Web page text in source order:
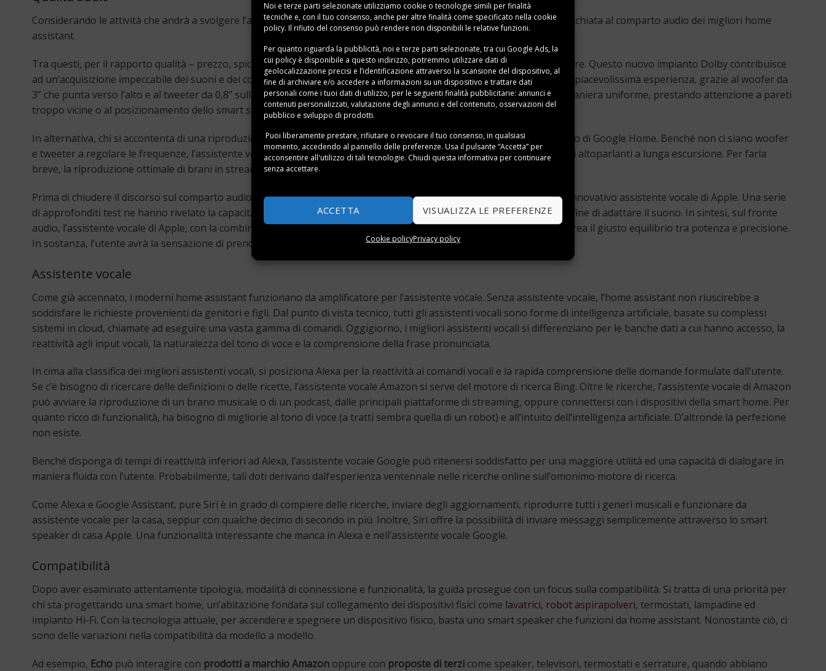
Noi e terze parti selezionate utilizziamo cookie o tecnologie simili per finalità
tecniche e, con il tuo consenso, anche per altre finalità come specificato nella cookie
policy. Il rifiuto del consenso può rendere non disponibili le relative funzioni.
Per quanto riguarda la pubblicità, noi e terze parti selezionate, tra cui Google Ads, la
cui policy è disponibile a questo indirizzo, potremmo utilizzare dati di
geolocalizzazione precisi e l’identificazione attraverso la scansione del dispositivo, al
fine di archiviare e/o accedere a informazioni su un dispositivo e trattare dati
personali come i tuoi dati di utilizzo, per le seguenti finalità pubblicitarie: annunci e
contenuti personalizzati, valutazione degli annunci e del contenuto, osservazioni del
pubblico e sviluppo di prodotti.
Puoi liberamente prestare, rifiutare o revocare il tuo consenso, in qualsiasi
momento, accedendo al pannello delle preferenze. Usa il pulsante “Accetta” per
acconsentire all'utilizzo di tali tecnologie. Chiudi questa informativa per continuare
senza accettare.
ACCETTA VISUALIZZA LE PREFERENZE
Cookie policyPrivacy policy
Considerando le attività che andrà a svolgere l’assistente domestico, prima di passare all’acquisto, conviene dare un’occhiata al comparto audio dei migliori home
assistant.
Tra questi, per il rapporto qualità – prezzo, spicca Amazon Echodotato di un impianto Dolby che funge da equalizzatore. Questo nuovo impianto Dolby contribuisce
ad un’acquisizione impeccabile dei suoni e dei comandi vocali. Insomma, ascoltare i brani più amati si trasforma in una piacevolissima esperienza, grazie al woofer da
3” che punta verso l’alto e al tweeter da 0,8” sulla facciata anteriore di Amazon Echo. Quest’ultimo diffonde l’audio in maniera uniforme, prestando attenzione a pareti
troppo vicine o al posizionamento dello smart speaker in una zona di nicchia.
In alternativa, chi si accontenta di una riproduzione dei suoni, senza eccessive pretese, può contare sul comparto audio di Google Home. Benché non ci siano woofer
e tweeter a regolare le frequenze, l’assistente vocale Google beneficia di una certa potenza. Il merito è di una coppia di altoparlanti a lunga escursione. Per farla
breve, la riproduzione ottimale di brani in streaming non rientra tra le priorità degli sviluppatori di Google Home.
Prima di chiudere il discorso sul comparto audio, non possono mancare delle considerazioni su quello di Home Pod, l’innovativo assistente vocale di Apple. Una serie
di approfonditi test ne hanno rivelato la capacità di analizzare autonomamente l’acustica dell’ambiente circostante, al fine di adattare il suono. In sintesi, sul fronte
audio, l’assistente vocale di Apple, con la combinazione tra woofer ad alta escursione ed un blocco di sette tweeter, ricrea il giusto equilibrio tra potenza e precisione.
In sostanza, l’utente avrà la sensazione di prendere parte ad un concerto privato.
Assistente vocale
Come già accennato, i moderni home assistant funzionano da amplificatore per l’assistente vocale. Senza assistente vocale, l’home assistant non riuscirebbe a
soddisfare le richieste provenienti da genitori e figli. Dal punto di vista tecnico, tutti gli assistenti vocali sono forme di intelligenza artificiale, basate su complessi
sistemi in cloud, chiamate ad eseguire una vasta gamma di comandi. Oggigiorno, i migliori assistenti vocali si differenziano per le banche dati a cui hanno accesso, la
reattività agli input vocali, la naturalezza del tono di voce e la comprensione della frase pronunciata.
In cima alla classifica dei migliori assistenti vocali, si posiziona Alexa per la reattività ai comandi vocali e la rapida comprensione delle domande formulate dall’utente.
Se c’è bisogno di ricercare delle definizioni o delle ricette, l’assistente vocale Amazon si serve del motore di ricerca Bing. Oltre le ricerche, l’assistente vocale di Amazon
può avviare la riproduzione di un brano musicale o di un podcast, dalle principali piattaforme di streaming, oppure connettersi con i dispositivi della smart home. Per
quanto ricco di funzionalità, ha bisogno di migliorie al tono di voce (a tratti sembra quella di un robot) e all’intuito dell’intelligenza artificiale. D’altronde la perfezione
non esiste.
Benché disponga di tempi di reattività inferiori ad Alexa, l’assistente vocale Google può ritenersi soddisfatto per una maggiore utilità ed una capacità di dialogare in
maniera fluida con l’utente. Probabilmente, tali doti derivano dall’esperienza ventennale nelle ricerche online sull’omonimo motore di ricerca.
Come Alexa e Google Assistant, pure Siri è in grado di compiere delle ricerche, inviare degli aggiornamenti, riprodurre tutti i generi musicali e funzionare da
assistente vocale per la casa, seppur con qualche decimo di secondo in più. Inoltre, Siri offre la possibilità di inviare messaggi semplicemente attraverso lo smart
speaker di casa Apple. Una funzionalità interessante che manca in Alexa e nell’assistente vocale Google.
Compatibilità
Dopo aver esaminato attentamente tipologia, modalità di connessione e funzionalità, la guida prosegue con un focus sulla compatibilità. Si tratta di una priorità per
chi sta progettando una smart home, un’abitazione fondata sul collegamento dei dispositivi fisici come lavatrici, robot aspirapolveri, termostati, lampadine ed
impianto Hi-Fi. Con la tecnologia attuale, per accendere e spegnere un dispositivo fisico, basta uno smart speaker che funzioni da home assistant. Nonostante ciò, ci
sono delle variazioni nella compatibilità da modello a modello.
Ad esempio, Echo può interagire con prodotti a marchio Amazon oppure con proposte di terzi come speaker, televisori, termostati e serrature, quando abbiano